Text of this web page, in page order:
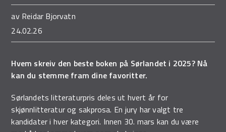
Demo Rona
av Reidar Bjorvatn
24.02.26
Hvem skreiv den beste boken på Sørlandet i 2025? Nå
kan du stemme fram dine favoritter.
Sørlandets litteraturpris deles ut hvert år for
skjønnlitteratur og sakprosa. En jury har valgt tre
kandidater i hver kategori. Innen 30. mars kan du være